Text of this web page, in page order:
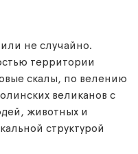
не случайно.
территории
скалы, по велению
великанов с
животных и
структурой